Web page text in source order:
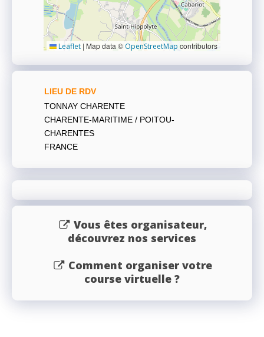
Leaflet | Map data © OpenStreetMap contributors
LIEU DE RDV
TONNAY CHARENTE
CHARENTE-MARITIME / POITOU-
CHARENTES
FRANCE
Vous êtes organisateur,
découvrez nos services
Comment organiser votre
course virtuelle ?